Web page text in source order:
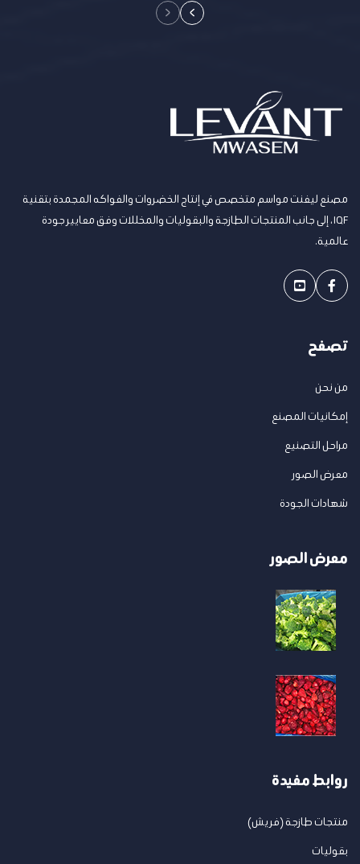
مصنع ليفنت مواسم متخصص في إنتاج الخضروات والفواكه المجمدة بتقنية
IQF، إلى جانب المنتجات الطازجة والبقوليات والمخللات وفق معايير جودة
عالمية.
Facebook
Youtube
تصفح
من نحن
إمكانيات المصنع
مراحل التصنيع
معرض الصور
شهادات الجودة
معرض الصور
روابط مفيدة
منتجات طازجة (فريش)
بقوليات